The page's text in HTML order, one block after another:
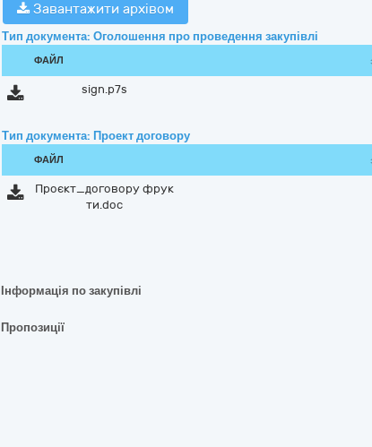
Завантажити архівом
Тип документа: Оголошення про проведення закупівлі
ФАЙЛ
sign.p7s
Тип документа: Проект договору
ФАЙЛ
Проєкт_договору фрук
ти.doc
Інформація по закупівлі
Пропозиції